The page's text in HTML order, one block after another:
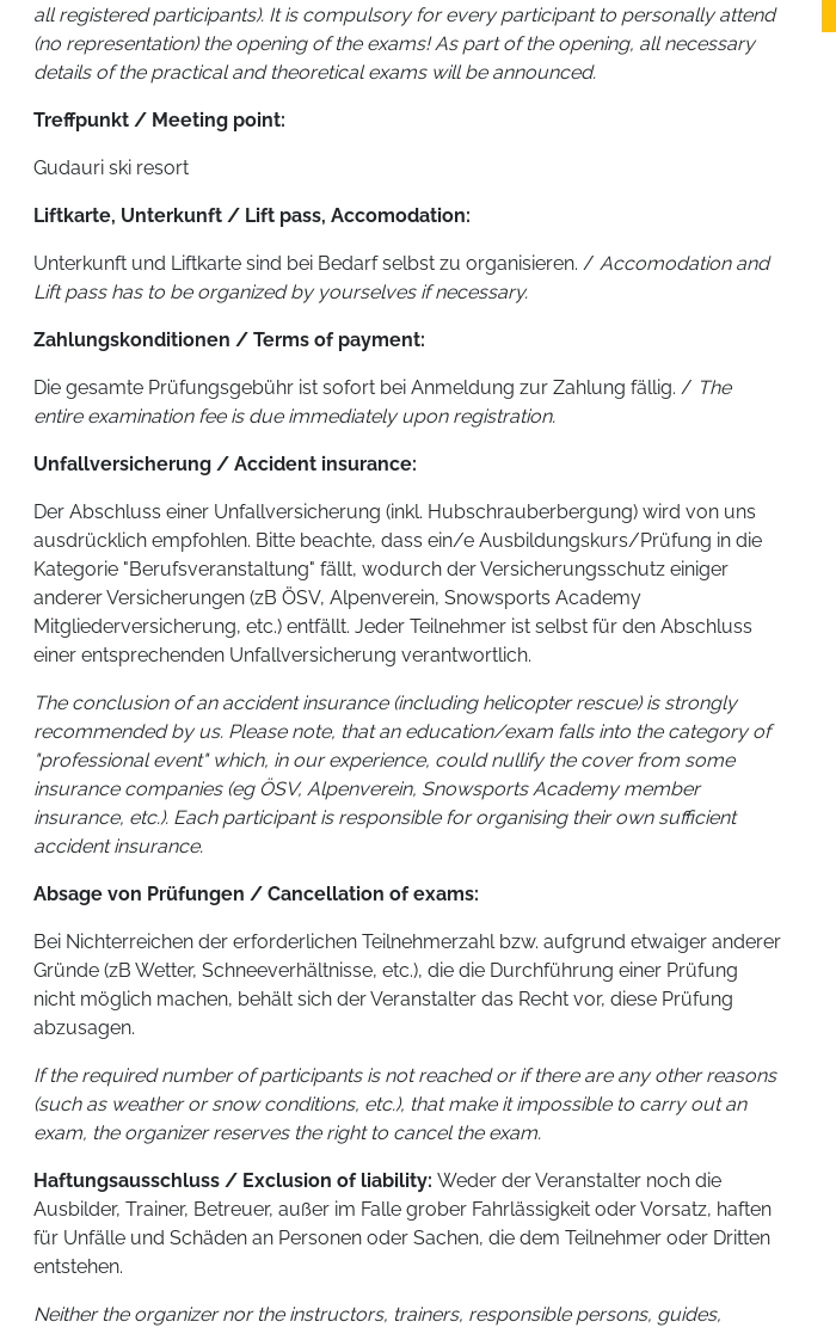
all registered participants). It is compulsory for every participant to personally attend
(no representation) the opening of the exams! As part of the opening, all necessary
details of the practical and theoretical exams will be announced.
Treffpunkt / Meeting point:
Gudauri ski resort
Liftkarte, Unterkunft / Lift pass, Accomodation:
Unterkunft und Liftkarte sind bei Bedarf selbst zu organisieren. / Accomodation and
Lift pass has to be organized by yourselves if necessary.
Zahlungskonditionen / Terms of payment:
Die gesamte Prüfungsgebühr ist sofort bei Anmeldung zur Zahlung fällig. / The
entire examination fee is due immediately upon registration.
Unfallversicherung / Accident insurance:
Der Abschluss einer Unfallversicherung (inkl. Hubschrauberbergung) wird von uns
ausdrücklich empfohlen. Bitte beachte, dass ein/e Ausbildungskurs/Prüfung in die
Kategorie "Berufsveranstaltung" fällt, wodurch der Versicherungsschutz einiger
anderer Versicherungen (zB ÖSV, Alpenverein, Snowsports Academy
Mitgliederversicherung, etc.) entfällt. Jeder Teilnehmer ist selbst für den Abschluss
einer entsprechenden Unfallversicherung verantwortlich.
The conclusion of an accident insurance (including helicopter rescue) is strongly
recommended by us. Please note, that an education/exam falls into the category of
"professional event" which, in our experience, could nullify the cover from some
insurance companies (eg ÖSV, Alpenverein, Snowsports Academy member
insurance, etc.). Each participant is responsible for organising their own sufficient
accident insurance.
Absage von Prüfungen / Cancellation of exams:
Bei Nichterreichen der erforderlichen Teilnehmerzahl bzw. aufgrund etwaiger anderer
Gründe (zB Wetter, Schneeverhältnisse, etc.), die die Durchführung einer Prüfung
nicht möglich machen, behält sich der Veranstalter das Recht vor, diese Prüfung
abzusagen.
If the required number of participants is not reached or if there are any other reasons
(such as weather or snow conditions, etc.), that make it impossible to carry out an
exam, the organizer reserves the right to cancel the exam.
Haftungsausschluss / Exclusion of liability: Weder der Veranstalter noch die
Ausbilder, Trainer, Betreuer, außer im Falle grober Fahrlässigkeit oder Vorsatz, haften
für Unfälle und Schäden an Personen oder Sachen, die dem Teilnehmer oder Dritten
entstehen.
Neither the organizer nor the instructors, trainers, responsible persons, guides,